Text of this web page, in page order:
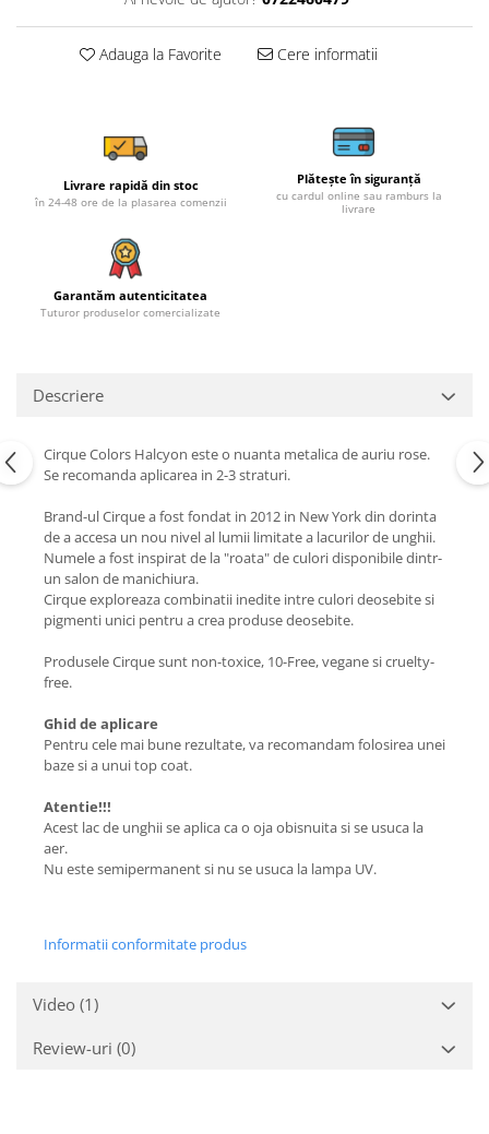
Adauga la Favorite Cere informatii
Livrare rapidă din stoc
în 24-48 ore de la plasarea comenzii
Plătește în siguranță
cu cardul online sau ramburs la
livrare
Garantăm autenticitatea
Tuturor produselor comercializate
Descriere
Cirque Colors Halcyon este o nuanta metalica de auriu rose.
Se recomanda aplicarea in 2-3 straturi.
Brand-ul Cirque a fost fondat in 2012 in New York din dorinta
de a accesa un nou nivel al lumii limitate a lacurilor de unghii.
Numele a fost inspirat de la "roata" de culori disponibile dintr-
un salon de manichiura.
Cirque exploreaza combinatii inedite intre culori deosebite si
pigmenti unici pentru a crea produse deosebite.
Produsele Cirque sunt non-toxice, 10-Free, vegane si cruelty-
free.
Ghid de aplicare
Pentru cele mai bune rezultate, va recomandam folosirea unei
baze si a unui top coat.
Atentie!!!
Acest lac de unghii se aplica ca o oja obisnuita si se usuca la
aer.
Nu este semipermanent si nu se usuca la lampa UV.
Informatii conformitate produs
Video (1)
Review-uri (0)